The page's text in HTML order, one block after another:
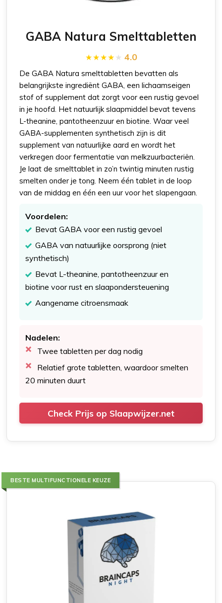
GABA Natura Smelttabletten
4.0
De GABA Natura smelttabletten bevatten als
belangrijkste ingrediënt GABA, een lichaamseigen
stof of supplement dat zorgt voor een rustig gevoel
in je hoofd. Het natuurlijk slaapmiddel bevat tevens
L-theanine, pantotheenzuur en biotine. Waar veel
GABA-supplementen synthetisch zijn is dit
supplement van natuurlijke aard en wordt het
verkregen door fermentatie van melkzuurbacteriën.
Je laat de smelttablet in zo’n twintig minuten rustig
smelten onder je tong. Neem één tablet in de loop
van de middag en één een uur voor het slapengaan.
Voordelen:
Bevat GABA voor een rustig gevoel
GABA van natuurlijke oorsprong (niet
synthetisch)
Bevat L-theanine, pantotheenzuur en
biotine voor rust en slaapondersteuening
Aangename citroensmaak
Nadelen:
Twee tabletten per dag nodig
Relatief grote tabletten, waardoor smelten
20 minuten duurt
Check Prijs op Slaapwijzer.net
BESTE MULTIFUNCTIONELE KEUZE